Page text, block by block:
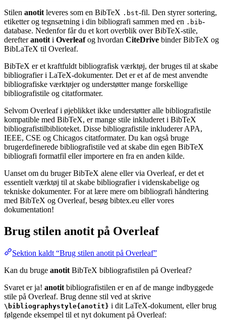
Stilen anotit leveres som en BibTeX .bst-fil. Den styrer sortering,
etiketter og tegnsætning i din bibliografi sammen med en .bib-
database. Nedenfor får du et kort overblik over BibTeX-stile,
derefteranotit i Overleafog hvordan CiteDrive binder BibTeX og
BibLaTeX til Overleaf.
BibTeX er et kraftfuldt bibliografisk værktøj, der bruges til at skabe
bibliografier i LaTeX-dokumenter. Det er et af de mest anvendte
bibliografiske værktøjer og understøtter mange forskellige
bibliografistile og citatformater.
Selvom Overleaf i øjeblikket ikke understøtter alle bibliografistile
kompatible med BibTeX, er mange stile inkluderet i BibTeX
bibliografistilbiblioteket. Disse bibliografistile inkluderer APA,
IEEE, CSE og Chicagos citatformater. Du kan også bruge
brugerdefinerede bibliografistile ved at skabe din egen BibTeX
bibliografi formatfil eller importere en fra en anden kilde.
Uanset om du bruger BibTeX alene eller via Overleaf, er det et
essentielt værktøj til at skabe bibliografier i videnskabelige og
tekniske dokumenter. For at lære mere om bibliografi håndtering
med BibTeX og Overleaf, besøg bibtex.eu eller vores
dokumentation!
Brug stilen anotit på Overleaf
Sektion kaldt “Brug stilen anotit på Overleaf”
Kan du bruge anotitBibTeX bibliografistilen på Overleaf?
Svaret er ja! anotitbibliografistilen er en af de mange indbyggede
stile på Overleaf. Brug denne stil ved at skrive
\bibliographystyle{anotit} i dit LaTeX-dokument, eller brug
følgende eksempel til et nyt dokument på Overleaf: